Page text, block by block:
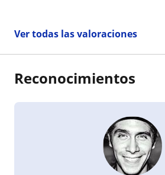
energía. Un 10 de 10 el profe.
Ver todas las valoraciones
Reconocimientos